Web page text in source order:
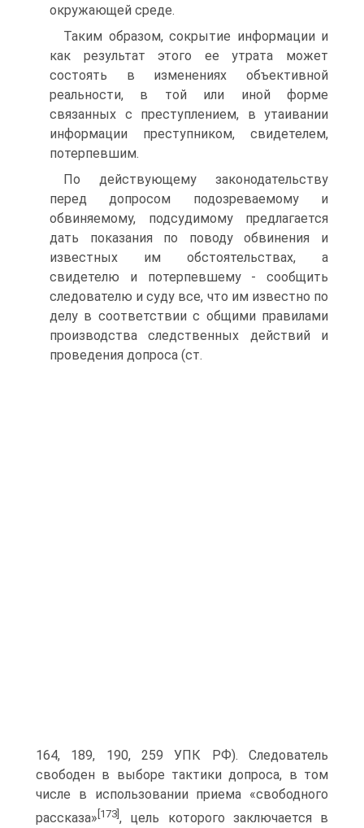
окружающей среде.
Таким образом, сокрытие информации и
как результат этого ее утрата может
состоять в изменениях объективной
реальности, в той или иной форме
связанных с преступлением, в утаивании
информации преступником, свидетелем,
потерпевшим.
По действующему законодательству
перед допросом подозреваемому и
обвиняемому, подсудимому предлагается
дать показания по поводу обвинения и
известных им обстоятельствах, а
свидетелю и потерпевшему - сообщить
следователю и суду все, что им известно по
делу в соответствии с общими правилами
производства следственных действий и
проведения допроса (ст.
164, 189, 190, 259 УПК РФ). Следователь
свободен в выборе тактики допроса, в том
числе в использовании приема «свободного
рассказа» [173] , цель которого заключается в